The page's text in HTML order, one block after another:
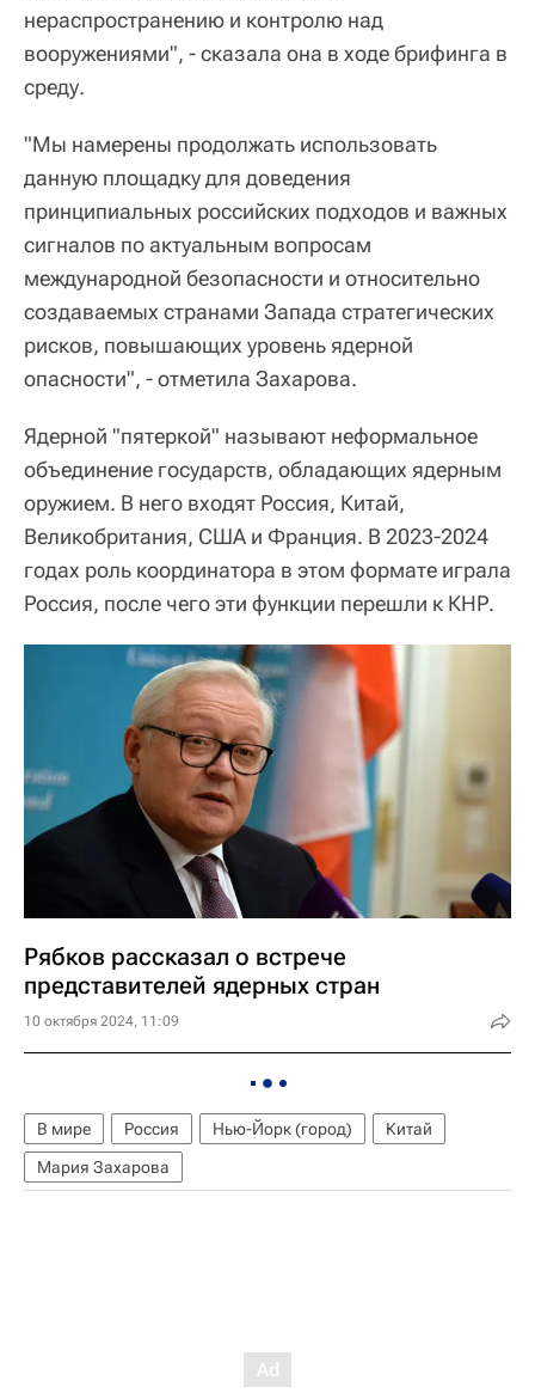
нераспространению и контролю над
вооружениями", - сказала она в ходе брифинга в
среду.
"Мы намерены продолжать использовать
данную площадку для доведения
принципиальных российских подходов и важных
сигналов по актуальным вопросам
международной безопасности и относительно
создаваемых странами Запада стратегических
рисков, повышающих уровень ядерной
опасности", - отметила Захарова.
Ядерной "пятеркой" называют неформальное
объединение государств, обладающих ядерным
оружием. В него входят Россия, Китай,
Великобритания, США и Франция. В 2023-2024
годах роль координатора в этом формате играла
Россия, после чего эти функции перешли к КНР.
Рябков рассказал о встрече
представителей ядерных стран
10 октября 2024, 11:09
В мире Россия Нью-Йорк (город)
Китай
Мария Захарова